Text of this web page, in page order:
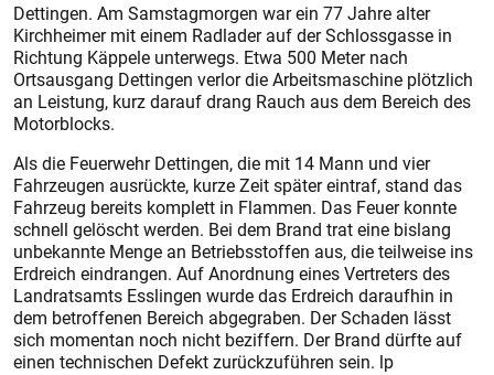
Dettingen. Am Samstagmorgen war ein 77 Jahre alter
Kirchheimer mit einem Radlader auf der Schlossgasse in
Richtung Käppele unterwegs. Etwa 500 Meter nach
Ortsausgang Dettingen verlor die Arbeitsmaschine plötzlich
an Leistung, kurz darauf drang Rauch aus dem Bereich des
Motorblocks.
Als die Feuerwehr Dettingen, die mit 14 Mann und vier
Fahrzeugen ausrückte, kurze Zeit später eintraf, stand das
Fahrzeug bereits komplett in Flammen. Das Feuer konnte
schnell gelöscht werden. Bei dem Brand trat eine bislang
unbekannte Menge an Betriebsstoffen aus, die teilweise ins
Erdreich eindrangen. Auf Anordnung eines Vertreters des
Landratsamts Esslingen wurde das Erdreich daraufhin in
dem betroffenen Bereich abgegraben. Der Schaden lässt
sich momentan noch nicht beziffern. Der Brand dürfte auf
einen technischen Defekt zurückzuführen sein. lp